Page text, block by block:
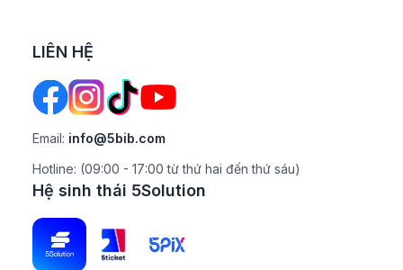
LIÊN HỆ
Email: info@5bib.com
Hotline: (09:00 - 17:00 từ thứ hai đến thứ sáu)
Hệ sinh thái 5Solution